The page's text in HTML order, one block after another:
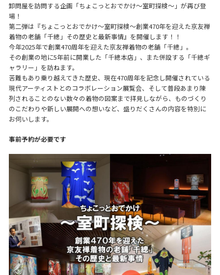
卸問屋を訪問する企画「ちょこっとおでかけ～室町探検～」が再び登
場！
第二弾は『ちょこっとおでかけ～室町探検～創業470年を迎えた京友禅
着物の老舗「千總」その歴史と最新事情』を開催します！！
今年2025年で創業470周年を迎えた京友禅着物の老舗「千總」。
その創業の地に5年前に開業した「千總本店」、また併設する「千總ギ
ャラリー」を訪ねます。
苦難もあり乗り越えてきた歴史、現在470周年を記念し開催されている
現代アーティストとのコラボレーション展覧会、そして普段あまり陳
列されることのない数々の着物の図案まで拝見しながら、ものづくり
のこだわりや新しい展開への想いなど、盛りだくさんの内容を特別に
お伺いします。
事前予約が必要です